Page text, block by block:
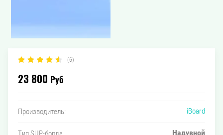
(6)
23 800 Руб
Производитель: iBoard
Надувной